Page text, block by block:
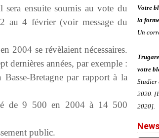
ensuite soumis au vote du
au 4 février (voir message du
2004 se révèlaient nécessaires.
dernières années, par exemple :
Bretagne par rapport à la
de 9 500 en 2004 à 14 500
public.
Votre
la
Un
votre
Studier
2020.
2020].